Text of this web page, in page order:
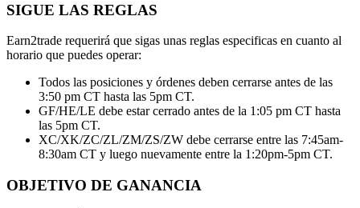
SIGUE LAS REGLAS
Earn2trade requerirá que sigas unas reglas especificas en cuanto al
horario que puedes operar:
Todos las posiciones y órdenes deben cerrarse antes de las
3:50 pm CT hasta las 5pm CT.
GF/HE/LE debe estar cerrado antes de la 1:05 pm CT hasta
las 5pm CT.
XC/XK/ZC/ZL/ZM/ZS/ZW debe cerrarse entre las 7:45am-
8:30am CT y luego nuevamente entre la 1:20pm-5pm CT.
OBJETIVO DE GANANCIA